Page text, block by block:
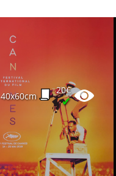
40x60cm
20€
✔